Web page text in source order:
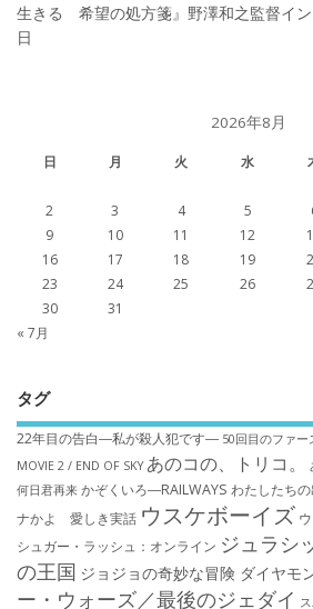
生きる 希望の処方箋』野澤和之監督イ
日
2026年8月
日 月 火 水
2
3 4 5
9
10 11 12
16
17 18 19
23
24 25 26
30
31
« 7月
タグ
22年目の告白―私が殺人犯です― 50回目のファー
MOVIE 2 / END OF SKY あのコの、トリコ。
何日君再来 かぞくいろ―RAILWAYS わたしたち
ナかよ 愛しき実話 ウスケボーイズ
シュガー・ラッシュ：オ​ンライン ジュラシ
の王国 ジョジョの奇妙な冒険 ダイヤモ
ー・ウォーズ／最後のジェダイ